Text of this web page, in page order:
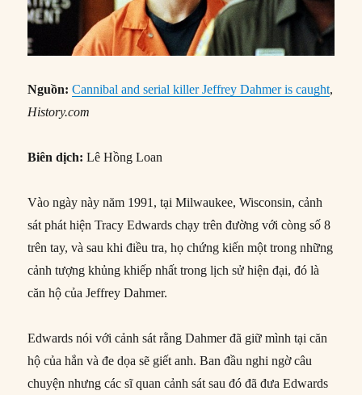
Nguồn: Cannibal and serial killer Jeffrey Dahmer is caught,
History.com
Biên dịch:Lê Hồng Loan
Vào ngày này năm 1991, tại Milwaukee, Wisconsin, cảnh
sát phát hiện Tracy Edwards chạy trên đường với còng số 8
trên tay, và sau khi điều tra, họ chứng kiến một trong những
cảnh tượng khủng khiếp nhất trong lịch sử hiện đại, đó là
căn hộ của Jeffrey Dahmer.
Edwards nói với cảnh sát rằng Dahmer đã giữ mình tại căn
hộ của hắn và đe dọa sẽ giết anh. Ban đầu nghi ngờ câu
chuyện nhưng các sĩ quan cảnh sát sau đó đã đưa Edwards